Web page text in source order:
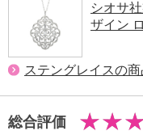
シオサ
ザイン
ステングレイスの
総合評価